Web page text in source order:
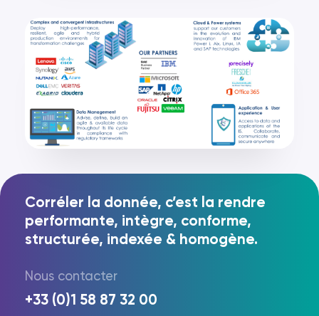
Corréler la donnée, c’est la rendre
performante, intègre, conforme,
structurée, indexée & homogène.
Nous contacter
+33 (0)1 58 87 32 00